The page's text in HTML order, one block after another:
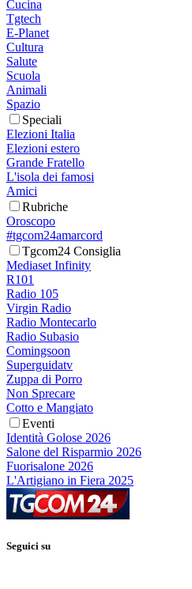
Cucina
Tgtech
E-Planet
Cultura
Salute
Scuola
Animali
Spazio
Speciali
Elezioni Italia
Elezioni estero
Grande Fratello
L'isola dei famosi
Amici
Rubriche
Oroscopo
#tgcom24amarcord
Tgcom24 Consiglia
Mediaset Infinity
R101
Radio 105
Virgin Radio
Radio Montecarlo
Radio Subasio
Comingsoon
Superguidatv
Zuppa di Porro
Non Sprecare
Cotto e Mangiato
Eventi
Identità Golose 2026
Salone del Risparmio 2026
Fuorisalone 2026
L'Artigiano in Fiera 2025
Seguici su